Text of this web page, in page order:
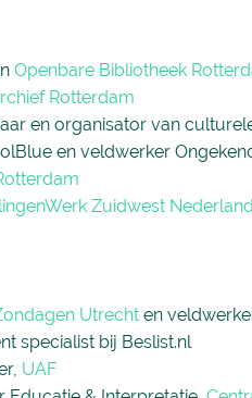
Openbare Bibliotheek
Rotterdam
en organisator van
en veldwerker
Zuidwest Nederland
Utrecht en
specialist bij Beslist.nl
UAF